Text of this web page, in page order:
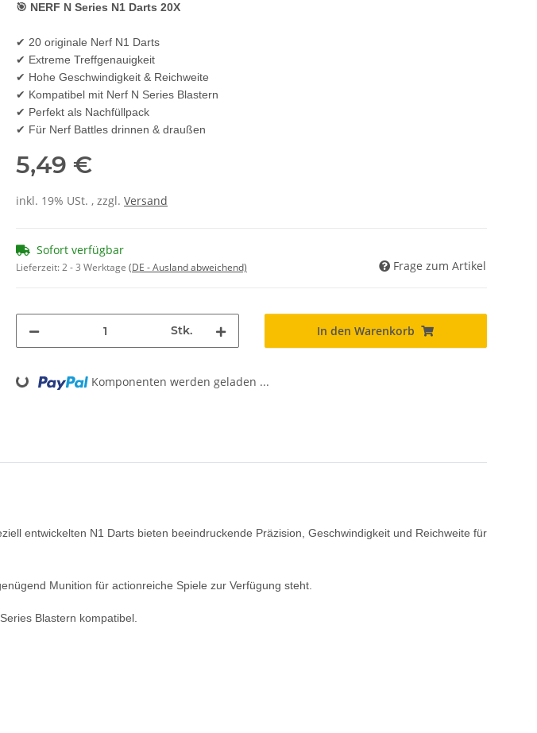
🎯 NERF N Series N1 Darts 20X
✔ 20 originale Nerf N1 Darts
✔ Extreme Treffgenauigkeit
✔ Hohe Geschwindigkeit & Reichweite
✔ Kompatibel mit Nerf N Series Blastern
✔ Perfekt als Nachfüllpack
✔ Für Nerf Battles drinnen & draußen
5,49 €
inkl. 19% USt. , zzgl. Versand
Sofort verfügbar
Lieferzeit:2 - 3 Werktage (DE - Ausland abweichend) Frage zum Artikel
Stk. In den Warenkorb
Loading... Komponenten werden geladen ...
entwickelten N1 Darts bieten beeindruckende Präzision, Geschwindigkeit und Reichweite für
Munition für actionreiche Spiele zur Verfügung steht.
Blastern kompatibel.